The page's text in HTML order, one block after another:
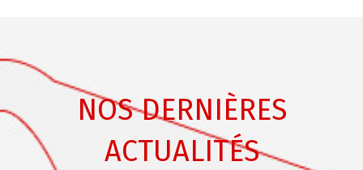
NOS DERNIÈRES
ACTUALITÉS